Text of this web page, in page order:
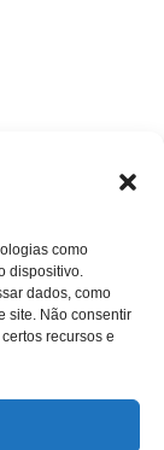
como
dispositivo.
dados, como
site. Não consentir
recursos e